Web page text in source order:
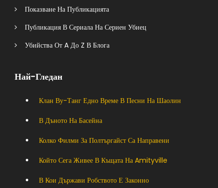
Показване На Публикацията
Публикация В Сериала На Сериен Убиец
Убийства От A До Z В Блога
Най-Гледан
Клан Ву-Танг Едно Време В Песни На Шаолин
В Дъното На Басейна
Колко Филми За Полтъргайст Са Направени
Който Сега Живее В Къщата На Amityville
В Кои Държави Робството Е Законно